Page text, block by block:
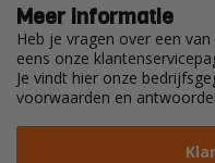
Meer informatie
Heb je vragen over een
eens onze
Je vindt hier onze
voorwaarden en